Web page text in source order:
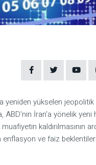
yeniden yükselen
ABD'nin İran'a yönelik yeni
kaldırılmasının
enflasyon ve faiz